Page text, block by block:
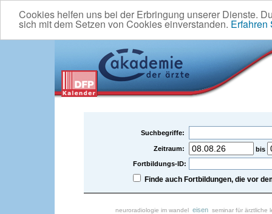
Cookies helfen uns bei der Erbringung unserer Dienste.
sich mit dem Setzen von Cookies einverstanden. Erfahren
Suchbegriffe:
Zeitraum:
bis
Fortbildungs-ID:
Finde auch Fortbildungen, die vor
neuroradiologie im wandel eisen seminar für ärztliche